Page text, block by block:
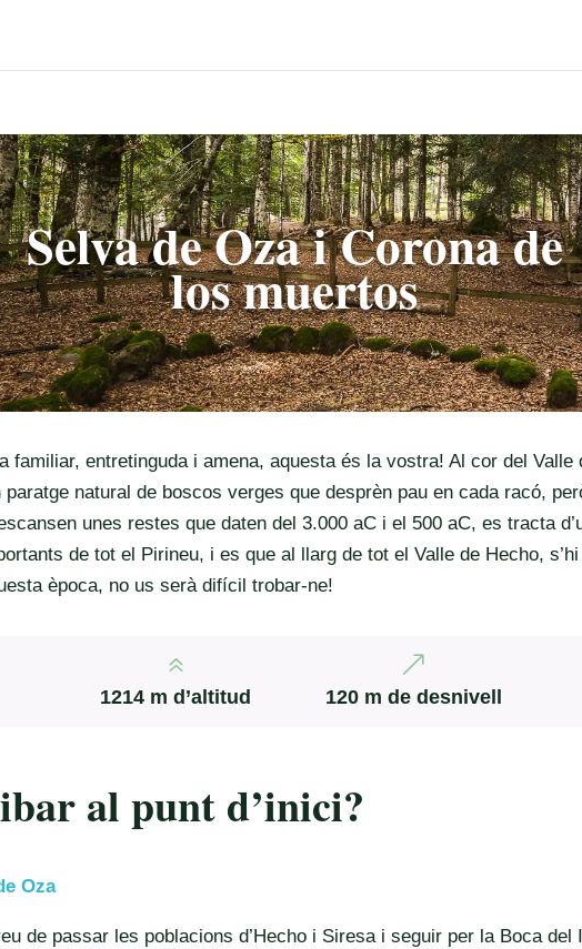
Selva de Oza i Corona de
los muertos
familiar, entretinguda i amena, aquesta és la vostra! Al cor del Valle
paratge natural de boscos verges que desprèn pau en cada racó,
unes restes que daten del 3.000 aC i el 500 aC, es tracta
de tot el Pirineu, i es que al llarg de tot el Valle de Hecho,
època, no us serà difícil trobar-ne!
6
1214 m d’altitud
&
120 m de desnivell
al punt d’inici?
Oza
de passar les poblacions d’Hecho i Siresa i seguir per la Boca del